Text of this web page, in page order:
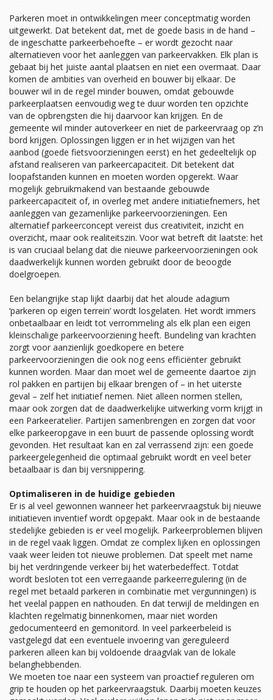
Parkeren moet in ontwikkelingen meer conceptmatig worden
uitgewerkt. Dat betekent dat, met de goede basis in de hand –
de ingeschatte parkeerbehoefte – er wordt gezocht naar
alternatieven voor het aanleggen van parkeervakken. Elk plan is
gebaat bij het juiste aantal plaatsen en niet een overmaat. Daar
komen de ambities van overheid en bouwer bij elkaar. De
bouwer wil in de regel minder bouwen, omdat gebouwde
parkeerplaatsen eenvoudig weg te duur worden ten opzichte
van de opbrengsten die hij daarvoor kan krijgen. En de
gemeente wil minder autoverkeer en niet de parkeervraag op z’n
bord krijgen. Oplossingen liggen er in het wijzigen van het
aanbod (goede fietsvoorzieningen eerst) en het gedeeltelijk op
afstand realiseren van parkeercapaciteit. Dit betekent dat
loopafstanden kunnen en moeten worden opgerekt. Waar
mogelijk gebruikmakend van bestaande gebouwde
parkeercapaciteit of, in overleg met andere initiatiefnemers, het
aanleggen van gezamenlijke parkeervoorzieningen. Een
alternatief parkeerconcept vereist dus creativiteit, inzicht en
overzicht, maar ook realiteitszin. Voor wat betreft dit laatste: het
is van cruciaal belang dat die nieuwe parkeervoorzieningen ook
daadwerkelijk kunnen worden gebruikt door de beoogde
doelgroepen.
Een belangrijke stap lijkt daarbij dat het aloude adagium
‘parkeren op eigen terrein’ wordt losgelaten. Het wordt immers
onbetaalbaar en leidt tot verrommeling als elk plan een eigen
kleinschalige parkeervoorziening heeft. Bundeling van krachten
zorgt voor aanzienlijk goedkopere en betere
parkeervoorzieningen die ook nog eens efficiënter gebruikt
kunnen worden. Maar dan moet wel de gemeente daartoe zijn
rol pakken en partijen bij elkaar brengen of – in het uiterste
geval – zelf het initiatief nemen. Niet alleen normen stellen,
maar ook zorgen dat de daadwerkelijke uitwerking vorm krijgt in
een Parkeeratelier. Partijen samenbrengen en zorgen dat voor
elke parkeeropgave in een buurt de passende oplossing wordt
gevonden. Het resultaat kan en zal verrassend zijn: een goede
parkeergelegenheid die optimaal gebruikt wordt en veel beter
betaalbaar is dan bij versnippering.
Optimaliseren in de huidige gebieden
Er is al veel gewonnen wanneer het parkeervraagstuk bij nieuwe
initiatieven inventief wordt opgepakt. Maar ook in de bestaande
stedelijke gebieden is er veel mogelijk. Parkeerproblemen blijven
in de regel vaak liggen. Omdat ze complex lijken en oplossingen
vaak weer leiden tot nieuwe problemen. Dat speelt met name
bij het verdringende verkeer bij het waterbedeffect. Totdat
wordt besloten tot een verregaande parkeerregulering (in de
regel met betaald parkeren in combinatie met vergunningen) is
het veelal pappen en nathouden. En dat terwijl de meldingen en
klachten regelmatig binnenkomen, maar niet worden
gedocumenteerd en gemonitord. In veel parkeerbeleid is
vastgelegd dat een eventuele invoering van gereguleerd
parkeren alleen kan bij voldoende draagvlak van de lokale
belanghebbenden.
We moeten toe naar een systeem van proactief reguleren om
grip te houden op het parkeervraagstuk. Daarbij moeten keuzes